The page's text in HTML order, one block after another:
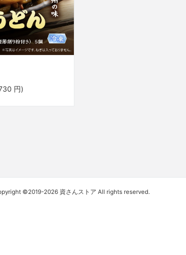
円)
©2019-2026 資さんストア All rights reserved.